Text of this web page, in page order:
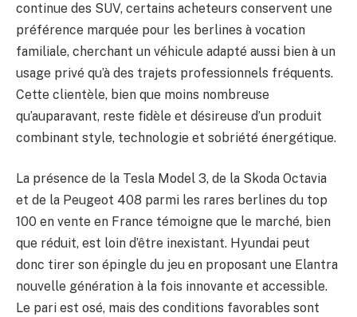
continue des SUV, certains acheteurs conservent une
préférence marquée pour les berlines à vocation
familiale, cherchant un véhicule adapté aussi bien à un
usage privé qu’à des trajets professionnels fréquents.
Cette clientèle, bien que moins nombreuse
qu’auparavant, reste fidèle et désireuse d’un produit
combinant style, technologie et sobriété énergétique.
La présence de la Tesla Model 3, de la Skoda Octavia
et de la Peugeot 408 parmi les rares berlines du top
100 en vente en France témoigne que le marché, bien
que réduit, est loin d’être inexistant. Hyundai peut
donc tirer son épingle du jeu en proposant une Elantra
nouvelle génération à la fois innovante et accessible.
Le pari est osé, mais des conditions favorables sont